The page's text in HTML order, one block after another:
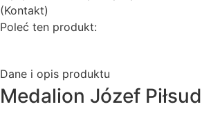
(Kontakt)
Poleć ten produkt:
Dane i opis produktu
Medalion Józef